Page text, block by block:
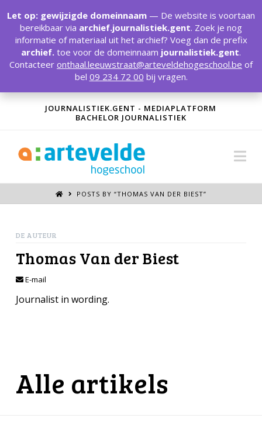
JOURNALISTIEK.GENT - MEDIAPLATFORM
BACHELOR JOURNALISTIEK
POSTS BY “THOMAS VAN DER BIEST”
DE AUTEUR
Thomas Van der Biest
E-mail
Journalist in wording.
Alle artikels
Let op: gewijzigde domeinnaam — De website is voortaan
bereikbaar via archief.journalistiek.gent. Zoek je nog
informatie of materiaal uit het archief? Voeg dan de prefix
archief. toe voor de domeinnaam journalistiek.gent.
Contacteer onthaal.leeuwstraat@arteveldehogeschool.be of
bel 09 234 72 00 bij vragen.